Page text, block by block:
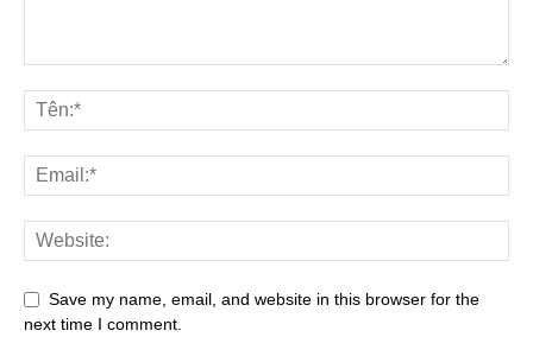
Save my name, email, and website in this browser for the
next time I comment.